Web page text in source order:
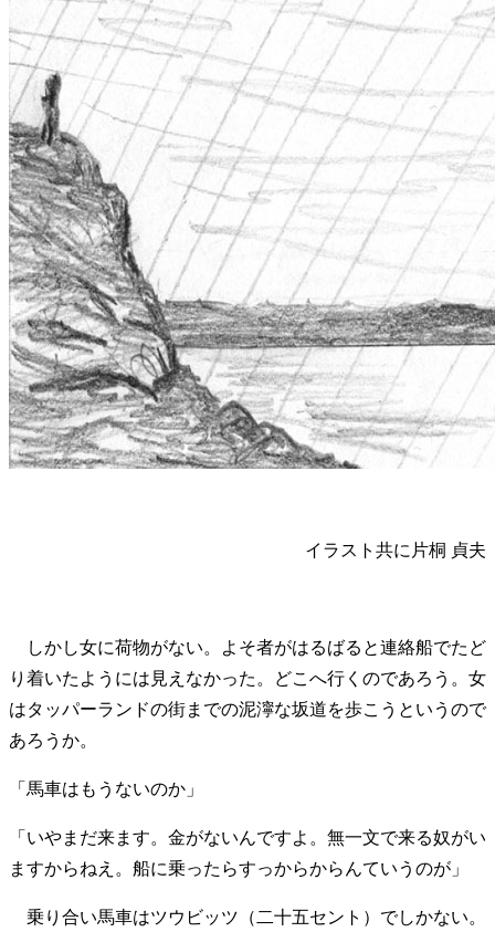
イラスト共に片桐 貞夫
しかし女に荷物がない。よそ者がはるばると連絡船でたど
り着いたようには見えなかった。どこへ行くのであろう。女
はタッパーランドの街までの泥濘な坂道を歩こうというので
あろうか。
「馬車はもうないのか」
「いやまだ来ます。金がないんですよ。無一文で来る奴がい
ますからねえ。船に乗ったらすっからからんていうのが」
乗り合い馬車はツウビッツ（二十五セント）でしかない。